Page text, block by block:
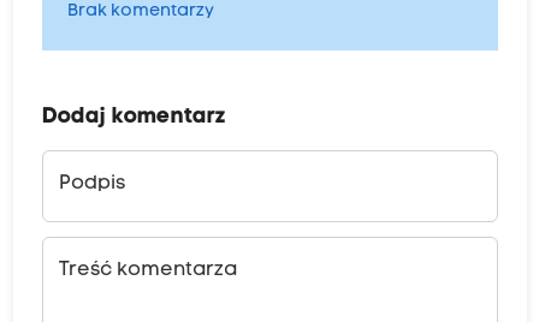
Brak komentarzy
Dodaj komentarz
Podpis
Treść komentarza